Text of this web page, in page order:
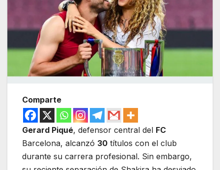
Comparte
Gerard Piqué, defensor central del FC
Barcelona, alcanzó 30 títulos con el club
durante su carrera profesional. Sin embargo,